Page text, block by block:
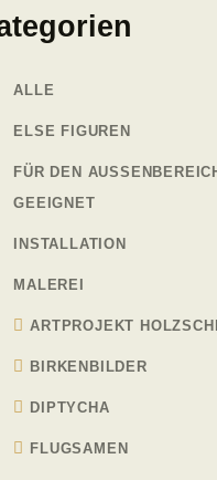
ALLE
ELSE FIGUREN
FÜR DEN
GEEIGNET
INSTALLATION
MALEREI
ARTPROJEKT
BIRKENBILDER
DIPTYCHA
FLUGSAMEN